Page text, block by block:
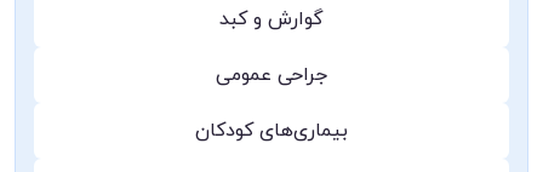
گوارش و کبد
جراحی عمومی
بیماری‌های کودکان